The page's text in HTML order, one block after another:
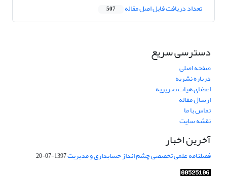
تعداد دریافت فایل اصل مقاله 507
دسترسی سریع
صفحه اصلی
درباره نشریه
اعضای هیات تحریریه
ارسال مقاله
تماس با ما
نقشه سایت
آخرین اخبار
فصلنامه علمی تخصصی چشم انداز حسابداری و مدیریت1397-07-20